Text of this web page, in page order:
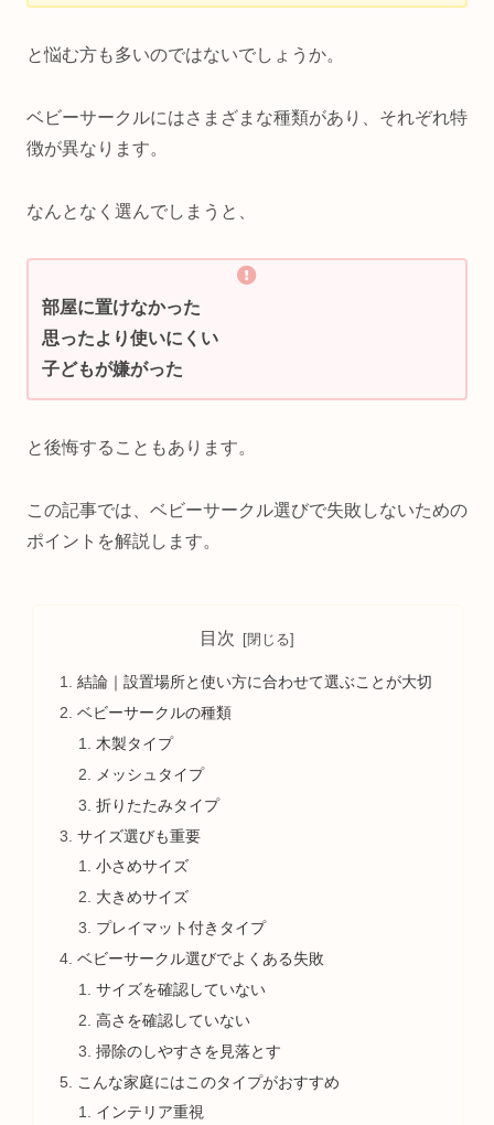
と悩む方も多いのではないでしょうか。
ベビーサークルにはさまざまな種類があり、それぞれ特
徴が異なります。
なんとなく選んでしまうと、
部屋に置けなかった
思ったより使いにくい
子どもが嫌がった
と後悔することもあります。
この記事では、ベビーサークル選びで失敗しないための
ポイントを解説します。
目次
結論｜設置場所と使い方に合わせて選ぶことが大切
ベビーサークルの種類
木製タイプ
メッシュタイプ
折りたたみタイプ
サイズ選びも重要
小さめサイズ
大きめサイズ
プレイマット付きタイプ
ベビーサークル選びでよくある失敗
サイズを確認していない
高さを確認していない
掃除のしやすさを見落とす
こんな家庭にはこのタイプがおすすめ
インテリア重視